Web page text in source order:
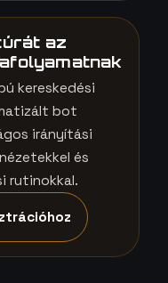
az
kereskedési
bot
irányítási
és
rutinokkal.